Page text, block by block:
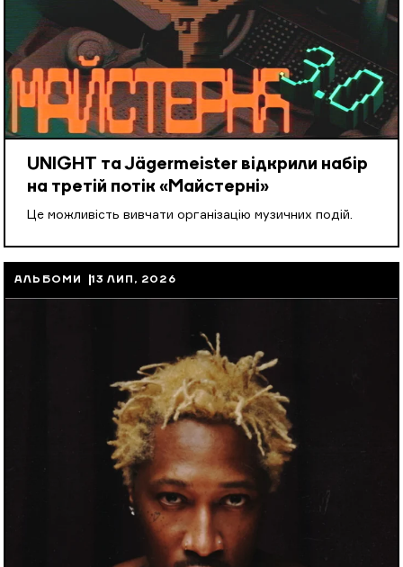
UNIGHT та Jägermeister відкрили набір
на третій потік «Майстерні»
Це можливість вивчати організацію музичних подій.
АЛЬБОМИ 13 ЛИП, 2026